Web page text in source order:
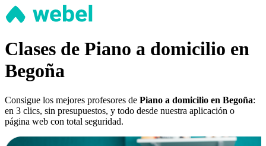
Clases de Piano a domicilio en
Begoña
Consigue los mejores profesores de Piano a domicilio en Begoña:
en 3 clics, sin presupuestos, y todo desde nuestra aplicación o
página web con total seguridad.